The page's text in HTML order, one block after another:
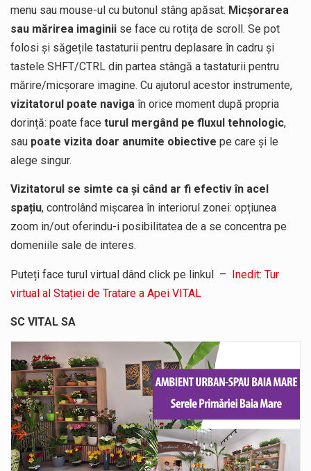
menu sau mouse-ul cu butonul stâng apăsat. Micșorarea
sau mărirea imaginii se face cu rotița de scroll. Se pot
folosi și săgețile tastaturii pentru deplasare în cadru și
tastele SHFT/CTRL din partea stângă a tastaturii pentru
mărire/micșorare imagine. Cu ajutorul acestor instrumente,
vizitatorul poate naviga în orice moment după propria
dorință: poate face turul mergând pe fluxul tehnologic,
sau poate vizita doar anumite obiective pe care și le
alege singur.
Vizitatorul se simte ca și când ar fi efectiv în acel
spațiu, controlând mișcarea în interiorul zonei: opțiunea
zoom in/out oferindu-i posibilitatea de a se concentra pe
domeniile sale de interes.
Puteți face turul virtual dând click pe linkul – Inedit: Tur
virtual al Stației de Tratare a Apei VITAL
SC VITAL SA